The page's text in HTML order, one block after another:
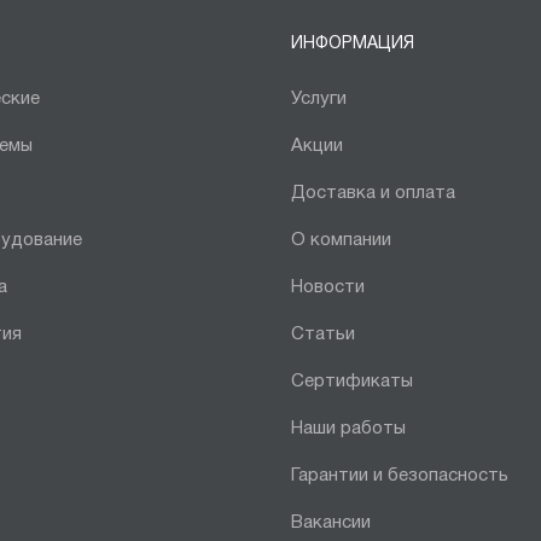
ИНФОРМАЦИЯ
Услуги
Акции
Доставка и оплата
О компании
Новости
Статьи
Сертификаты
Наши работы
Гарантии и безопасность
Вакансии